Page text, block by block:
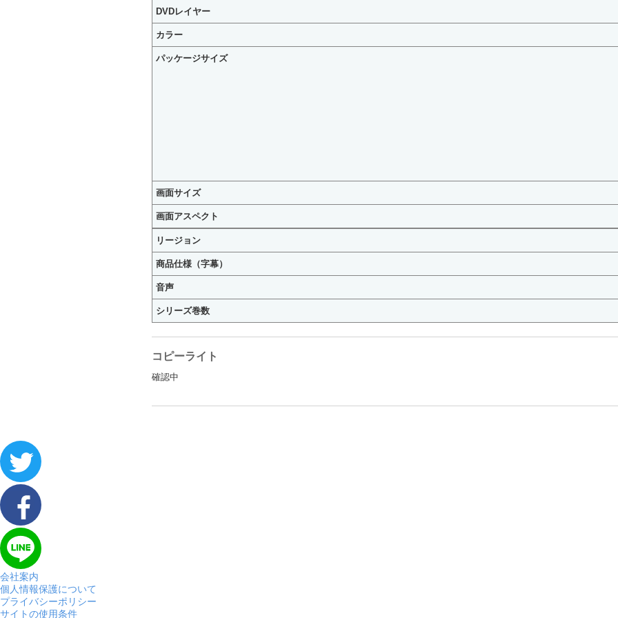
DVDレイヤー
カラー
パッケージサイズ
画面サイズ
画面アスペクト
リージョン
商品仕様（字幕）
音声
シリーズ巻数
コピーライト
確認中
会社案内
個人情報保護について
プライバシーポリシー
サイトの使用条件